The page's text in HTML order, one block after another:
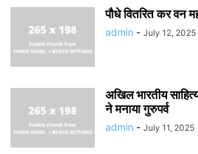
पौधे वितरित कर वन
admin - July 12, 2025
अखिल भारतीय
ने मनाया गुरुपर्व
admin - July 11, 2025